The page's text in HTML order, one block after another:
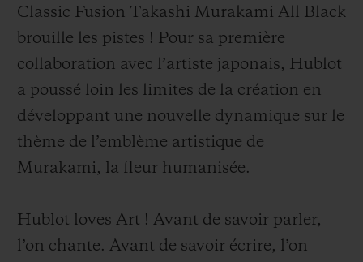
Classic Fusion Takashi Murakami All Black
brouille les pistes ! Pour sa première
collaboration avec l’artiste japonais, Hublot
a poussé loin les limites de la création en
développant une nouvelle dynamique sur le
thème de l’emblème artistique de
Murakami, la fleur humanisée.
Hublot loves Art ! Avant de savoir parler,
l’on chante. Avant de savoir écrire, l’on
DÉLAI DE LIVRAISON
LIVRAISON ET RETOURS GRATUITS
POCHETTE CADEAU